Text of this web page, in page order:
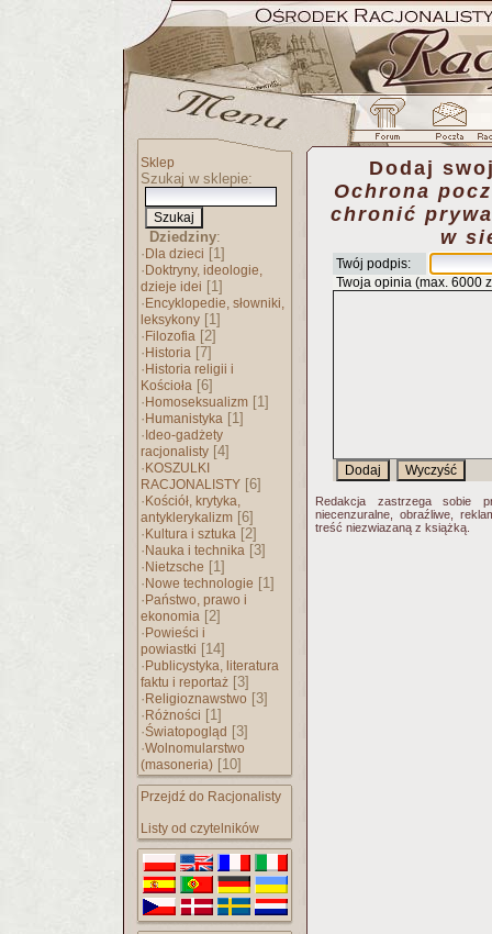
Sklep
Szukaj w sklepie:
Dziedziny:
· Dla dzieci [1]
· Doktryny, ideologie,
dzieje idei [1]
· Encyklopedie, słowniki,
leksykony [1]
· Filozofia [2]
· Historia [7]
· Historia religii i
Kościoła [6]
· Homoseksualizm [1]
· Humanistyka [1]
· Ideo-gadżety
racjonalisty [4]
· KOSZULKI
RACJONALISTY [6]
· Kościół, krytyka,
antyklerykalizm [6]
· Kultura i sztuka [2]
· Nauka i technika [3]
· Nietzsche [1]
· Nowe technologie [1]
· Państwo, prawo i
ekonomia [2]
· Powieści i
powiastki [14]
· Publicystyka, literatura
faktu i reportaż [3]
· Religioznawstwo [3]
· Różności [1]
·Światopogląd [3]
·Wolnomularstwo
(masoneria) [10]
Przejdź do Racjonalisty
Listy od czytelników
Dodaj
Ochrona
chronić
w
Twój podpis:
Twoja opinia (max. 6000
Redakcja zastrzega sobie
niecenzuralne, obraźliwe,
treść niezwiazaną z książką.